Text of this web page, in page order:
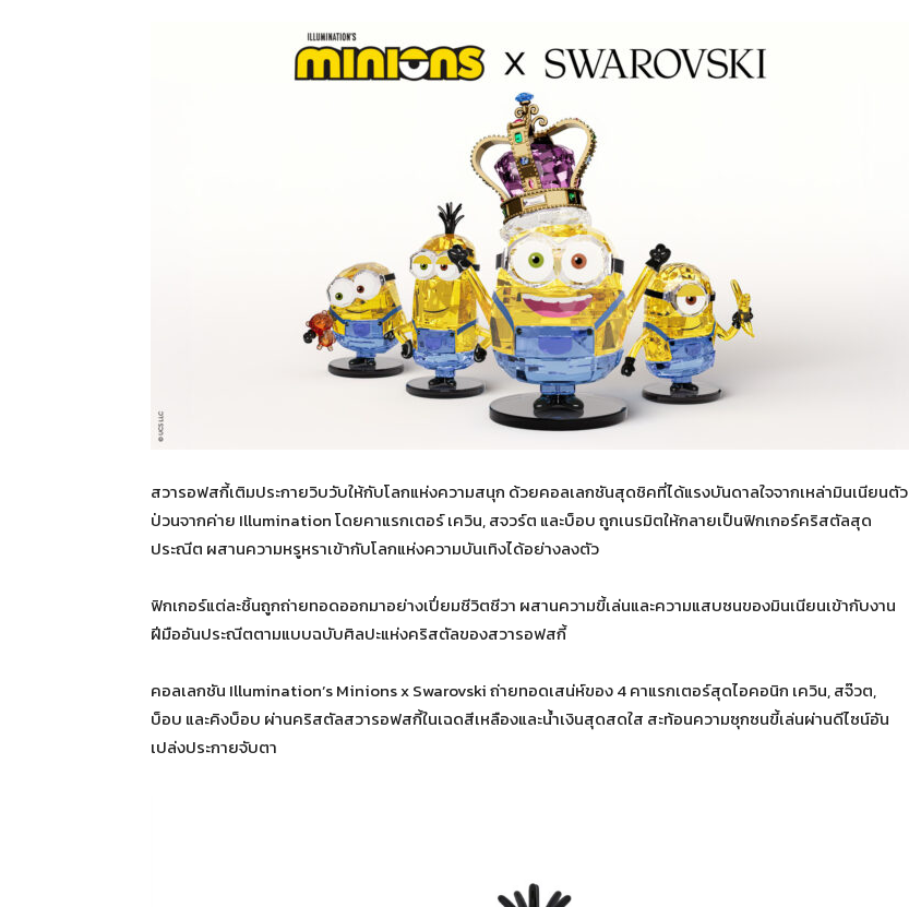
สวารอฟสกี้เติมประกายวิบวับให้กับโลกแห่งความสนุก ด้วยคอลเลกชันสุดชิคที่ได้แรงบันดาลใจจากเหล่ามินเนียนตัว
ป่วนจากค่าย Illumination โดยคาแรกเตอร์ เควิน, สจวร์ต และบ็อบ ถูกเนรมิตให้กลายเป็นฟิกเกอร์คริสตัลสุด
ประณีต ผสานความหรูหราเข้ากับโลกแห่งความบันเทิงได้อย่างลงตัว
ฟิกเกอร์แต่ละชิ้นถูกถ่ายทอดออกมาอย่างเปี่ยมชีวิตชีวา ผสานความขี้เล่นและความแสบซนของมินเนียนเข้ากับงาน
ฝีมืออันประณีตตามแบบฉบับศิลปะแห่งคริสตัลของสวารอฟสกี้
คอลเลกชัน Illumination’s Minions x Swarovski ถ่ายทอดเสน่ห์ของ 4 คาแรกเตอร์สุดไอคอนิก เควิน, สจ๊วต,
บ็อบ และคิงบ็อบ ผ่านคริสตัลสวารอฟสกี้ในเฉดสีเหลืองและน้ำเงินสุดสดใส สะท้อนความซุกซนขี้เล่นผ่านดีไซน์อัน
เปล่งประกายจับตา